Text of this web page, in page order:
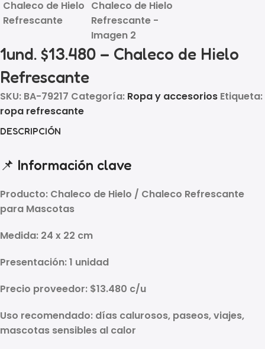
1und. $13.480 – Chaleco de Hielo
Refrescante
SKU: BA-79217 Categoría: Ropa y accesorios Etiqueta:
ropa refrescante
DESCRIPCIÓN
📌 Información clave
Producto: Chaleco de Hielo / Chaleco Refrescante
para Mascotas
Medida: 24 x 22 cm
Presentación:1 unidad
Precio proveedor: $13.480 c/u
Uso recomendado: días calurosos, paseos, viajes,
mascotas sensibles al calor